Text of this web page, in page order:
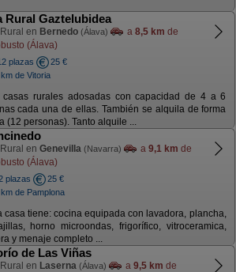
Rural Gaztelubidea
en Bernedo (Álava) a 8,5 km de
(Álava)
plazas
25 €
de Vitoria
casas rurales adosadas con capacidad de 4 a 6
cada una de ellas. También se alquila de forma
(12 personas). Tanto alquile ...
en Genevilla (Navarra) a 9,1 km de
(Álava)
plazas
25 €
de Pamplona
casa tiene: cocina equipada con lavadora, plancha,
horno microondas, frigorífico, vitroceramica,
y menaje completo ...
de Las Viñas
en Laserna (Álava) a 9,5 km de